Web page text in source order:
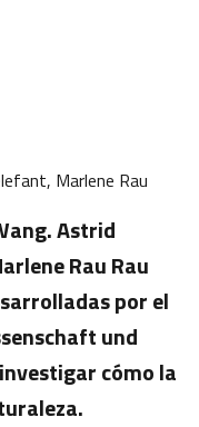
Marlene Rau
Astrid
Rau Rau
por el
und
cómo la